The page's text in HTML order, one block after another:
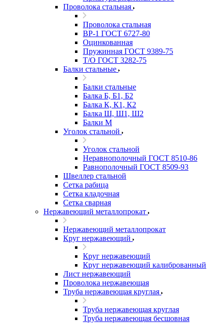
Проволока стальная
Проволока стальная
ВР-1 ГОСТ 6727-80
Оцинкованная
Пружинная ГОСТ 9389-75
Т/О ГОСТ 3282-75
Балки стальные
Балки стальные
Балка Б, Б1, Б2
Балка К, К1, К2
Балка Ш, Ш1, Ш2
Балки М
Уголок стальной
Уголок стальной
Неравнополочный ГОСТ 8510-86
Равнополочный ГОСТ 8509-93
Швеллер стальной
Сетка рабица
Сетка кладочная
Сетка сварная
Нержавеющий металлопрокат
Нержавеющий металлопрокат
Круг нержавеющий
Круг нержавеющий
Круг нержавеющий калиброванный
Лист нержавеющий
Проволока нержавеющая
Труба нержавеющая круглая
Труба нержавеющая круглая
Труба нержавеющая бесшовная